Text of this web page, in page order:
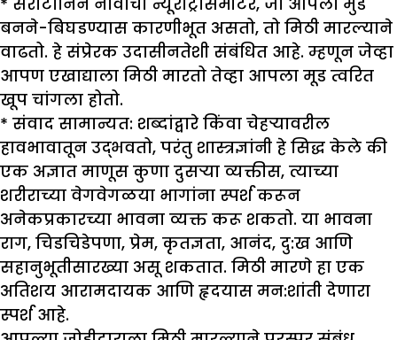
बनने-बिघडण्यास कारणीभूत असतो, तो मिठी मारल्याने
वाढतो. हे संप्रेरक उदासीनतेशी संबंधित आहे. म्हणून जेव्हा
आपण एखाद्याला मिठी मारतो तेव्हा आपला मूड त्वरित
खूप चांगला होतो.
* संवाद सामान्यत: शब्दांद्वारे किंवा चेहऱ्यावरील
हावभावातून उद्भवतो, परंतु शास्त्रज्ञांनी हे सिद्ध केले की
एक अज्ञात माणूस कुणा दुसऱ्या व्यक्तीस, त्याच्या
शरीराच्या वेगवेगळया भागांना स्पर्श करून
अनेकप्रकारच्या भावना व्यक्त करू शकतो. या भावना
राग, चिडचिडेपणा, प्रेम, कृतज्ञता, आनंद, दु:ख आणि
सहानुभूतीसारख्या असू शकतात. मिठी मारणे हा एक
अतिशय आरामदायक आणि हृदयास मन:शांती देणारा
स्पर्श आहे.